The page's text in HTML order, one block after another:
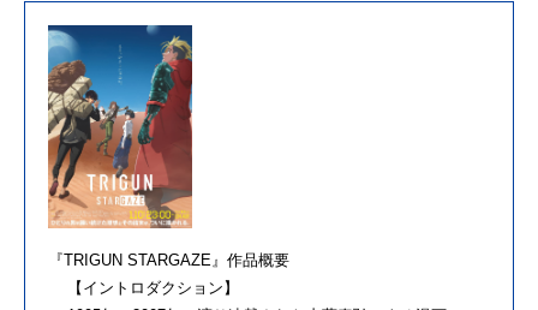
『TRIGUN STARGAZE』作品概要
【イントロダクション】